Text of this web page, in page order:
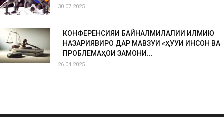
30.07.2025
КОНФЕРЕНСИЯИ БАЙНАЛМИЛАЛИИ ИЛМИЮ
НАЗАРИЯВИРО ДАР МАВЗУИ «ҲУҚУҚИ ИНСОН ВА
ПРОБЛЕМАҲОИ ЗАМОНИ...
26.04.2025